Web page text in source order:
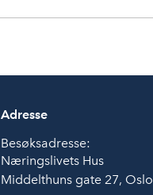
Adresse
Besøksadresse:
Næringslivets Hus
Middelthuns gate 27, Oslo